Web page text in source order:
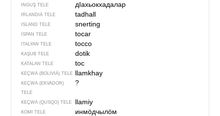
INGUŞ TELE дIахьокхадалар
IRLANDIÄ TELE tadhall
ISLAND TELE snerting
ISPAN TELE tocar
ITALYAN TELE tocco
KAŞUB TELE dotik
KATALAN TELE toc
KEÇWA (BOLIVIÄ) TELE llamkhay
KEÇWA (EKVADOR)
TELE
?
KEÇWA (QUSQO) TELE llamiy
KOMI TELE инмӧдчылӧм